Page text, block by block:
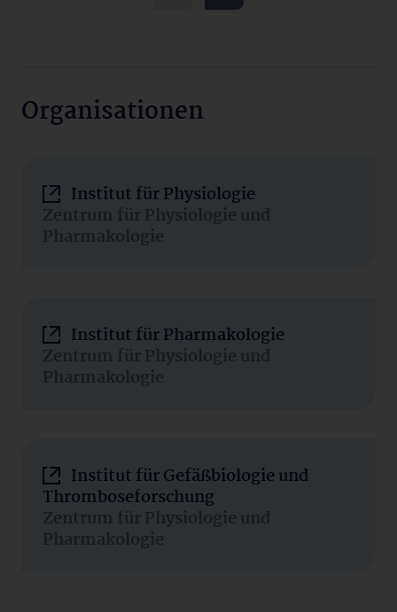
Organisationen
Institut für Physiologie
Zentrum für Physiologie und
Pharmakologie
Institut für Pharmakologie
Zentrum für Physiologie und
Pharmakologie
Institut für Gefäßbiologie und
Thromboseforschung
Zentrum für Physiologie und
Pharmakologie